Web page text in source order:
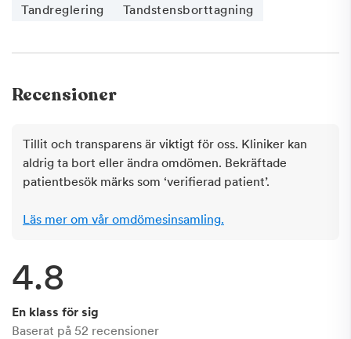
Tandreglering Tandstensborttagning
Recensioner
Tillit och transparens är viktigt för oss. Kliniker kan
aldrig ta bort eller ändra omdömen. Bekräftade
patientbesök märks som ‘verifierad patient’.
Läs mer om vår omdömesinsamling.
4.8
En klass för sig
Baserat på 52 recensioner